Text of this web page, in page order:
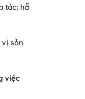
tác; hỗ
sản
việc